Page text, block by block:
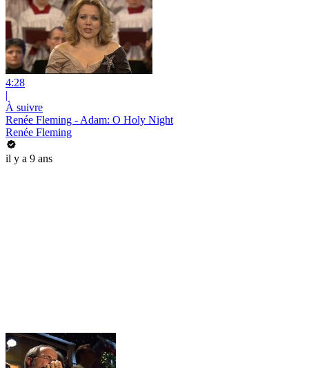
4:28
|
À suivre
Renée Fleming - Adam: O Holy Night
Renée Fleming
il y a 9 ans